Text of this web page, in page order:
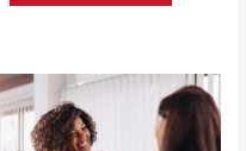
Original
was:
₺125.000,00.
Current
price
₺70.000,00.